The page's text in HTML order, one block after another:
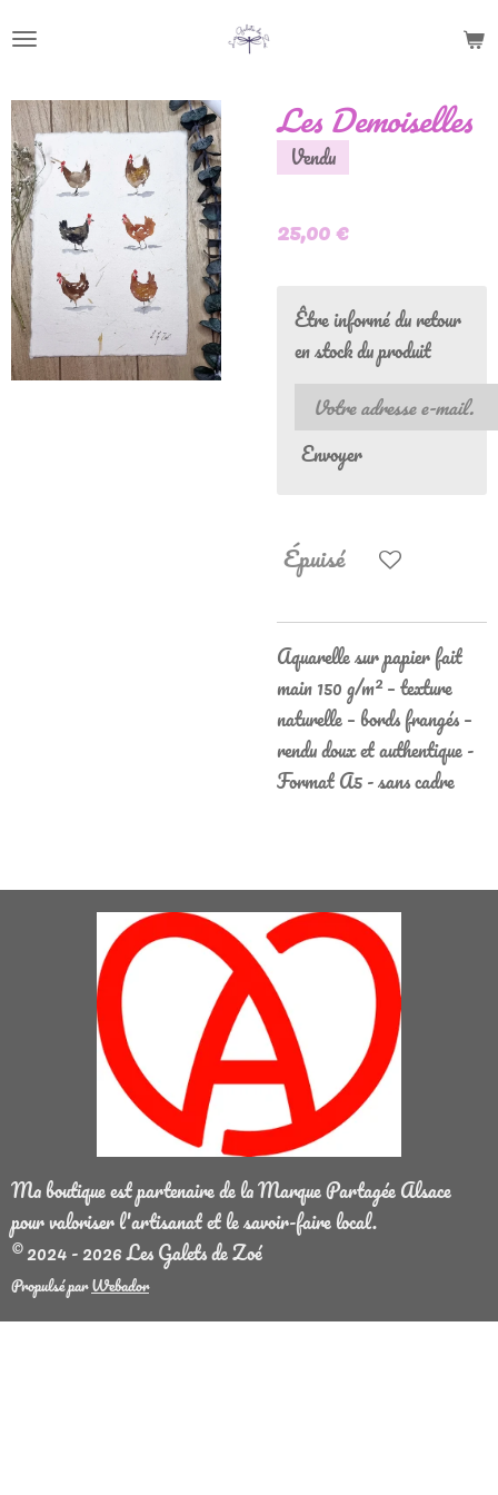
principal
Les Demoiselles
Vendu
25,00 €
Être informé du retour
en stock du produit
Envoyer
Épuisé
Aquarelle sur papier fait
main 150 g/m² – texture
naturelle – bords frangés –
rendu doux et authentique -
Format A5 - sans cadre
Ma boutique est partenaire de la Marque Partagée Alsace
pour valoriser l'artisanat et le savoir-faire local.
© 2024 - 2026 Les Galets de Zoé
Propulsé parWebador